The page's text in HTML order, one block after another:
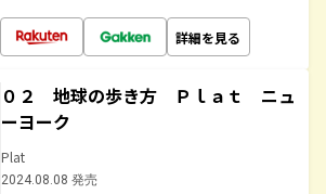
詳細を見る
０２ 地球の歩き方 Ｐｌａｔ ニュ
ーヨーク
Plat
2024.08.08 発売